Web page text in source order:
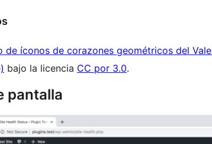
de íconos de corazones geométricos del
bajo la licencia CC por 3.0.
pantalla